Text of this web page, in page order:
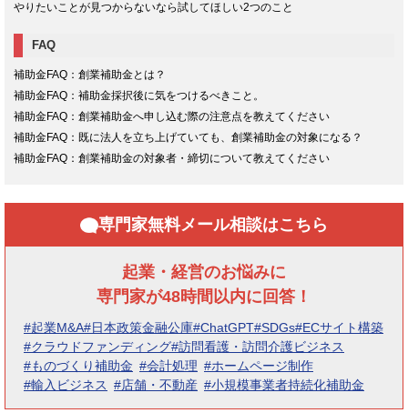
やりたいことが見つからないなら試してほしい2つのこと
FAQ
補助金FAQ：創業補助金とは？
補助金FAQ：補助金採択後に気をつけるべきこと。
補助金FAQ：創業補助金へ申し込む際の注意点を教えてください
補助金FAQ：既に法人を立ち上げていても、創業補助金の対象になる？
補助金FAQ：創業補助金の対象者・締切について教えてください
専門家無料メール相談はこちら
起業・経営のお悩みに
専門家が48時間以内に回答！
#起業M&A#日本政策金融公庫#ChatGPT#SDGs#ECサイト構築
#クラウドファンディング#訪問看護・訪問介護ビジネス
#ものづくり補助金 #会計処理 #ホームページ制作
#輸入ビジネス #店舗・不動産 #小規模事業者持続化補助金